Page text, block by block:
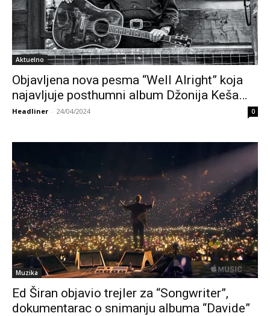
Aktuelno
Objavljena nova pesma “Well Alright” koja
najavljuje posthumni album Džonija Keša…
Headliner - 24/04/2024 0
Muzika
Ed Širan objavio trejler za “Songwriter”,
dokumentarac o snimanju albuma “Davide”